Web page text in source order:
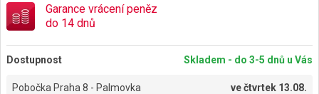
Garance vrácení peněz
do 14 dnů
Dostupnost Skladem - do 3-5 dnů u Vás
Pobočka Praha 8 - Palmovka večtvrtek 13.08.